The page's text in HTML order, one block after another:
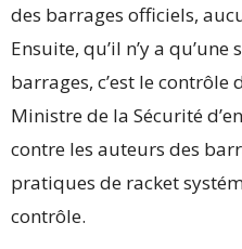
des barrages officiels,
Ensuite, qu’il n’y a
barrages, c’est le
Ministre de la Sécurité
contre les auteurs des
pratiques de racket
contrôle.